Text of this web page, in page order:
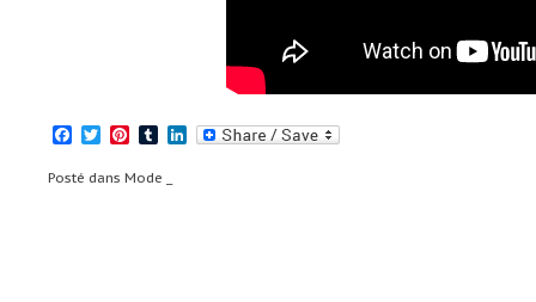
Facebook
TwitterPinterest
TumblrLinkedIn
Posté dans Mode _